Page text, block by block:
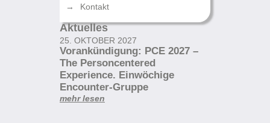
Kontakt
Aktuelles
25. OKTOBER 2027
Vorankündigung: PCE 2027 –
The Personcentered
Experience. Einwöchige
Encounter-Gruppe
mehr lesen